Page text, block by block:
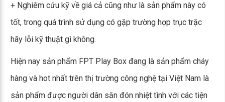
+ Nghiêm cứu kỹ về giá cả cũng như là sản phẩm này có
tốt, trong quá trình sử dụng có gặp trường hợp trục trặc
hãy lỗi kỹ thuật gì không.
Hiện nay sản phẩm FPT Play Box đang là sản phẩm cháy
hàng và hot nhất trên thị trường công nghệ tại Việt Nam là
sản phẩm được người dân săn đón nhiệt tình với các tiện